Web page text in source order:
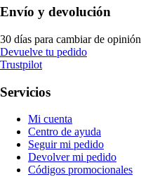
Envío y devolución
30 días para cambiar de opinión
Devuelve tu pedido
Trustpilot
Servicios
Mi cuenta
Centro de ayuda
Seguir mi pedido
Devolver mi pedido
Códigos promocionales